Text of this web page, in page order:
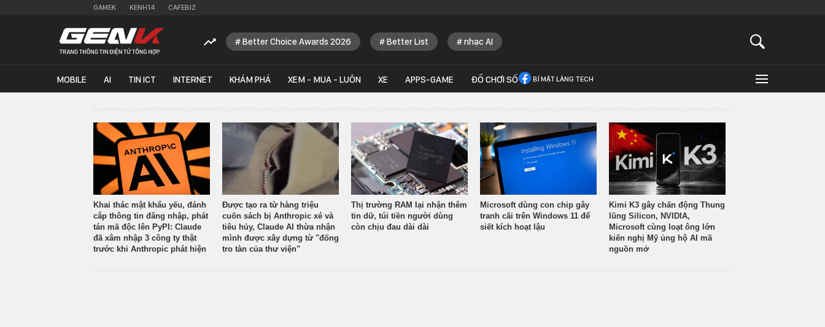
GAMEK KENH14 CAFEBIZ
Better Choice Awards 2026 Better List nhạc AI
MOBILE AI TIN ICT INTERNET KHÁM PHÁ XEM - MUA - LUÔN XE APPS-GAME ĐỒ CHƠI SỐ BÍ MẬT LÀNG TECH
Khai thác mật khẩu yếu, đánh
cắp thông tin đăng nhập, phát
tán mã độc lên PyPI: Claude
đã xâm nhập 3 công ty thật
trước khi Anthropic phát hiện
Được tạo ra từ hàng triệu
cuốn sách bị Anthropic xé và
tiêu hủy, Claude AI thừa nhận
mình được xây dựng từ "đống
tro tàn của thư viện"
Thị trường RAM lại nhận thêm
tin dữ, túi tiền người dùng
còn chịu đau dài dài
Microsoft dùng con chip gây
tranh cãi trên Windows 11 để
siết kích hoạt lậu
Kimi K3 gây chấn động Thung
lũng Silicon, NVIDIA,
Microsoft cùng loạt ông lớn
kiến nghị Mỹ ủng hộ AI mã
nguồn mở